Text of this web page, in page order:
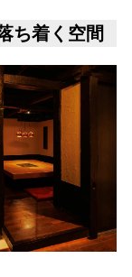
ち着く空間